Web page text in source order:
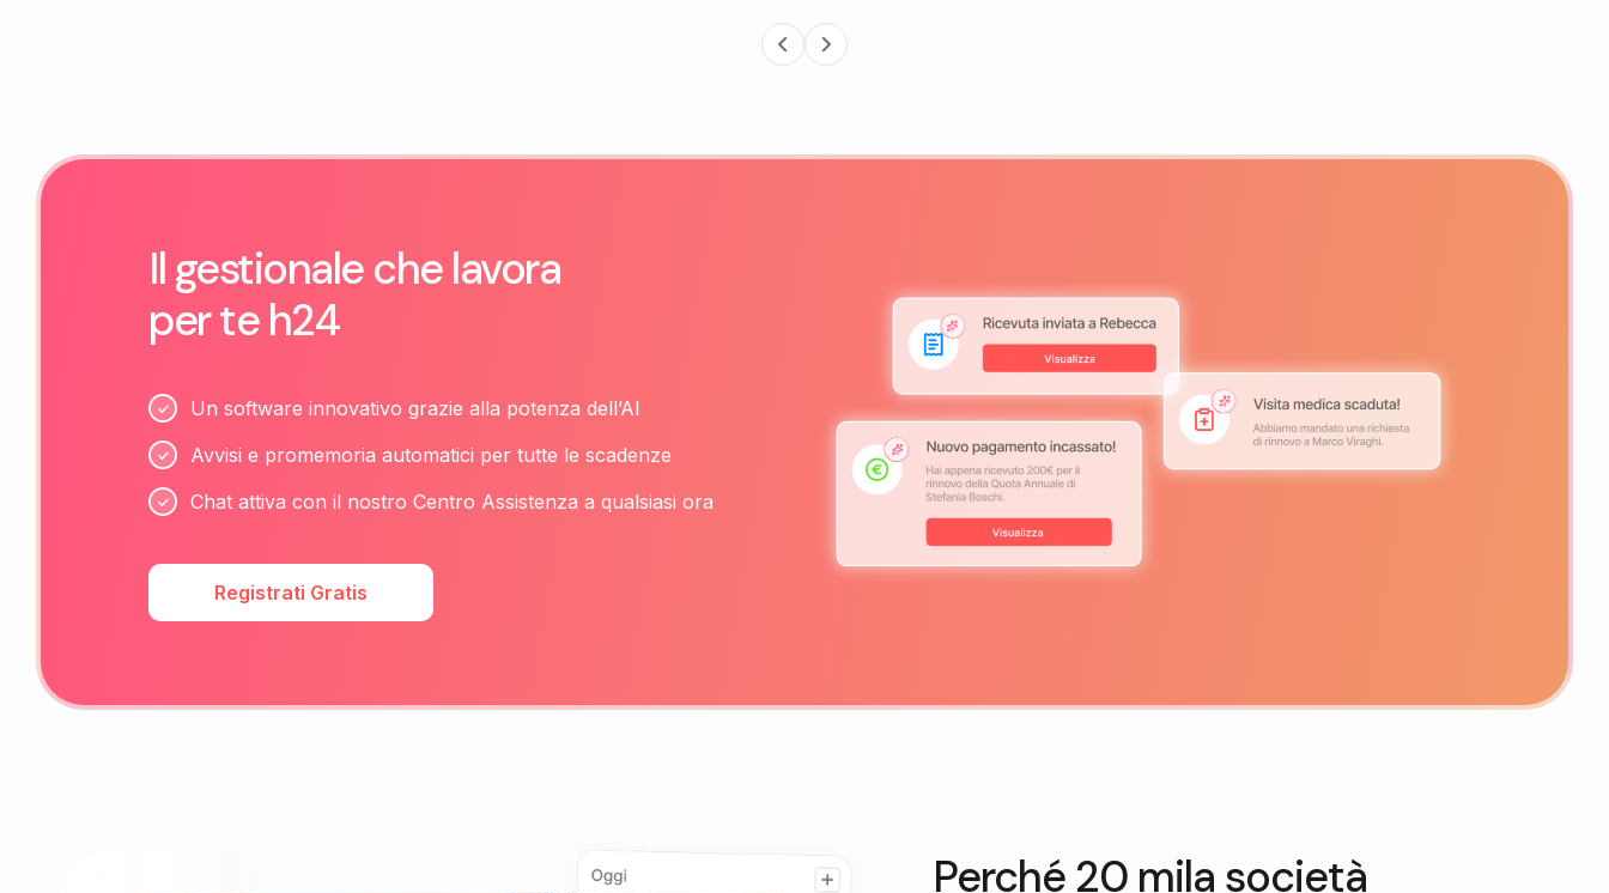
Il gestionale che lavora
per te h24
Un software innovativo grazie alla potenza dell’AI
Avvisi e promemoria automatici per tutte le scadenze
Chat attiva con il nostro Centro Assistenza a qualsiasi ora
Registrati Gratis
Perché 20 mila società